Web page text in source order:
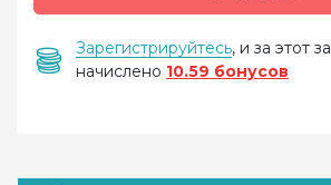
Зарегистрируйтесь, и за этот
начислено 10.59 бонусов